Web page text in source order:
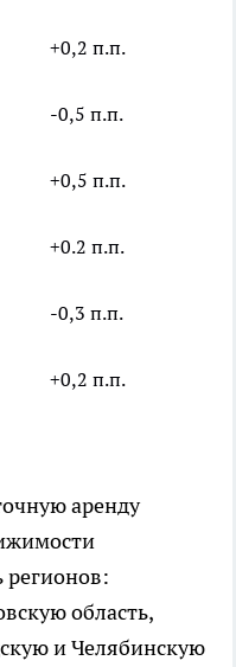
+0,2 п.п.
-0,5 п.п.
+0,5 п.п.
+0.2 п.п.
-0,3 п.п.
+0,2 п.п.
аренду
регионов:
область,
и Челябинскую